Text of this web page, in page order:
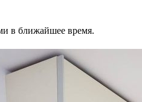
в ближайшее время.